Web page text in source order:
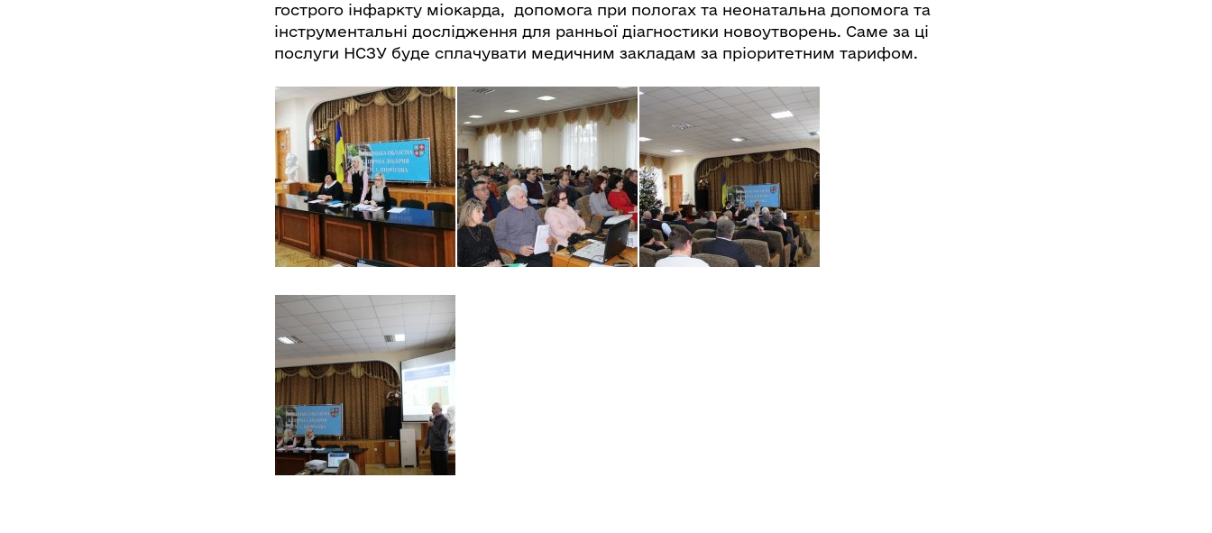
гострого інфаркту міокарда, допомога при пологах та неонатальна допомога та
інструментальні дослідження для ранньої діагностики новоутворень. Саме за ці
послуги НСЗУ буде сплачувати медичним закладам за пріоритетним тарифом.